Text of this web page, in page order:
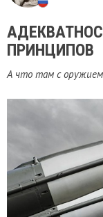
ПРИНЦИПОВ
А что там с